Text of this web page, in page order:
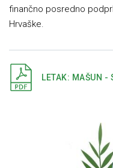
finančno posredno
Hrvaške.
LETAK: MAŠUN -